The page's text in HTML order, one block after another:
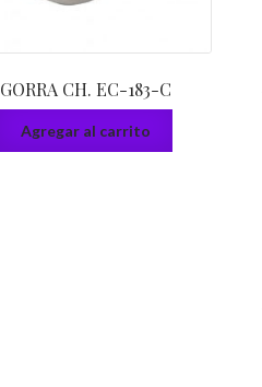
GORRA CH. EC-183-C
Agregar al carrito